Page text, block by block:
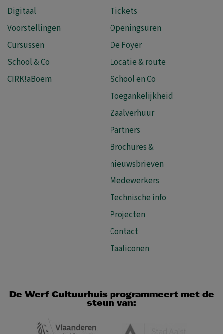
Digitaal
Voorstellingen
Cursussen
School & Co
CIRK!aBoem
Tickets
Openingsuren
De Foyer
Locatie & route
School en Co
Toegankelijkheid
Zaalverhuur
Partners
Brochures &
nieuwsbrieven
Medewerkers
Technische info
Projecten
Contact
Taaliconen
De Werf Cultuurhuis programmeert met de
steun van: